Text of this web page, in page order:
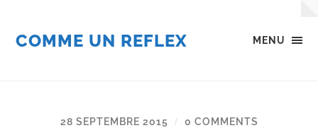
MENU
COMME UN REFLEX
28 SEPTEMBRE 2015 / 0 COMMENTS